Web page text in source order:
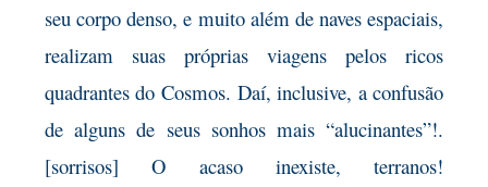
seu corpo denso, e muito além de naves espaciais,
realizam suas próprias viagens pelos ricos
quadrantes do Cosmos. Daí, inclusive, a confusão
de alguns de seus sonhos mais “alucinantes”!.
[sorrisos] O acaso inexiste, terranos!